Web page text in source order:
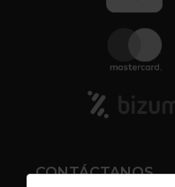
CONTÁCTANOS